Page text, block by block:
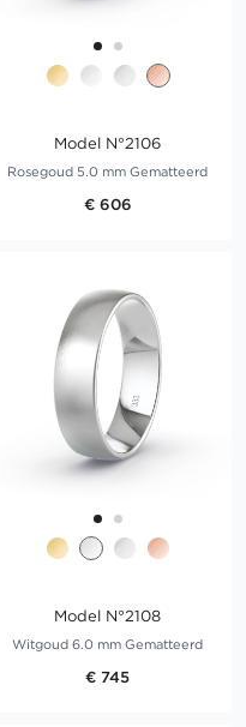
Model N°2106
Rosegoud 5.0 mm Gematteerd
€ 606
Model N°2108
Witgoud 6.0 mm Gematteerd
€ 745